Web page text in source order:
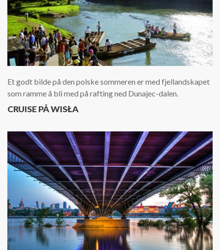
Et godt bilde på den polske sommeren er med fjellandskapet
som ramme å bli med på rafting ned Dunajec-dalen.
CRUISE PÅ WISŁA